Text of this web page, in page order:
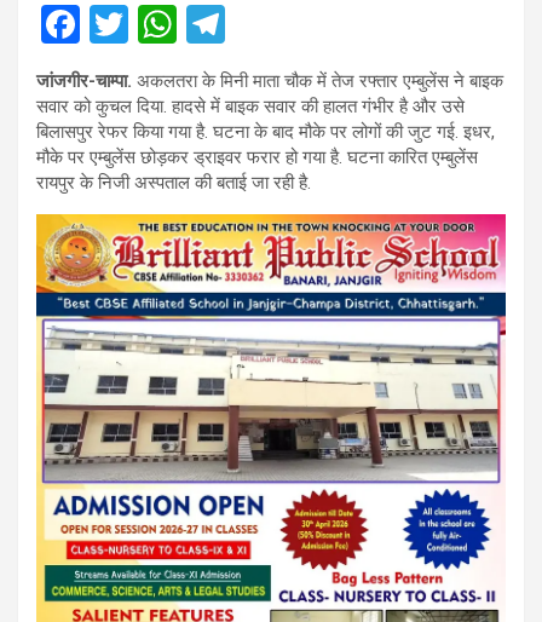
F
a
ce
b
o
o
k
T
wi
tt
er
W
h
at
s
A
p
p
el
e
gr
a
m
जांजगीर-चाम्पा. अकलतरा के मिनी माता चौक में तेज रफ्तार एम्बुलेंस ने बाइक
सवार को कुचल दिया. हादसे में बाइक सवार की हालत गंभीर है और उसे
बिलासपुर रेफर किया गया है. घटना के बाद मौके पर लोगों की जुट गई. इधर,
मौके पर एम्बुलेंस छोड़कर ड्राइवर फरार हो गया है. घटना कारित एम्बुलेंस
रायपुर के निजी अस्पताल की बताई जा रही है.